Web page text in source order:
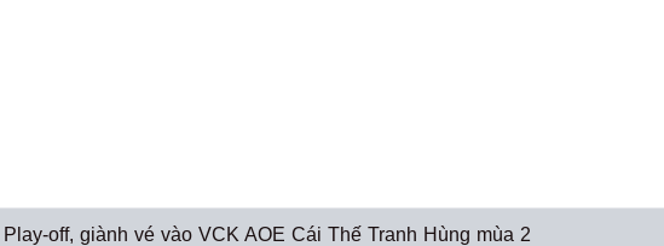
off, giành vé vào VCK AOE Cái Thế Tranh Hùng mùa 2